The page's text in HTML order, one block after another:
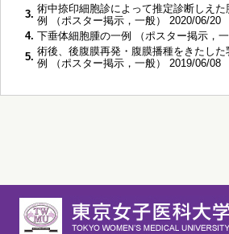
3. 術中捺印細胞診によって推定診断しえ
例 （ポスター掲示，一般） 2020/06/20
4. 下垂体細胞腫の一例 （ポスター掲示，
5. 術後、後腹膜再発・腹膜播種をきたし
例 （ポスター掲示，一般） 2019/06/08